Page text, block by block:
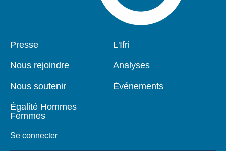
Pied
Presse
Nous rejoindre
Nous soutenir
Égalité Hommes
Femmes
Se connecter
Navigation
L'Ifri
Analyses
Événements